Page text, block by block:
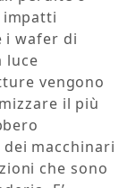
i wafer di
luce
vengono
il più
macchinari
che sono